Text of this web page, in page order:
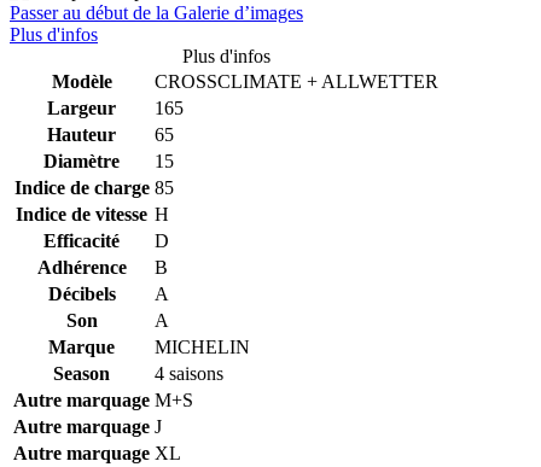
Passer au début de la Galerie d’images
Plus d'infos
Plus d'infos
Modèle
CROSSCLIMATE + ALLWETTER
Largeur
165
Hauteur
65
Diamètre
15
Indice de charge 85
Indice de vitesse H
Efficacité
D
Adhérence
B
Décibels
A
Son
A
Marque
MICHELIN
Season
4 saisons
Autre marquage M+S
Autre marquage J
Autre marquage XL